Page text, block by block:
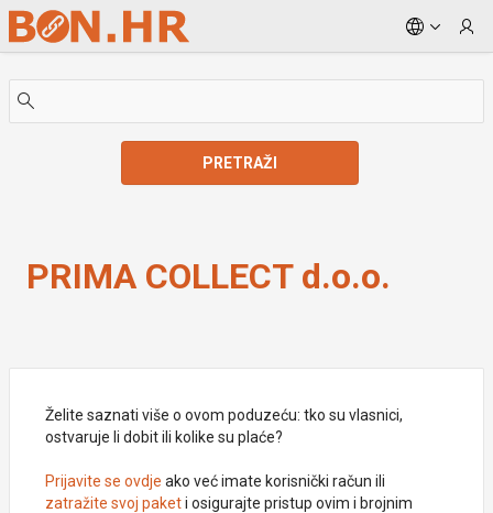
Skip to Main Content
PRETRAŽI
PRIMA COLLECT d.o.o.
Želite saznati više o ovom poduzeću: tko su vlasnici,
ostvaruje li dobit ili kolike su plaće?
Prijavite se ovdje ako već imate korisnički račun ili
zatražite svoj paketi osigurajte pristup ovim i brojnim